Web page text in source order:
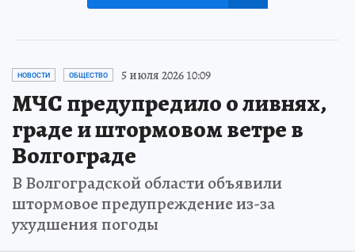
НОВОСТИ ОБЩЕСТВО 5 июля 2026 10:09
МЧС предупредило о ливнях,
граде и штормовом ветре в
Волгограде
В Волгоградской области объявили
штормовое предупреждение из-за
ухудшения погоды